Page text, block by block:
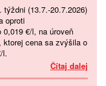
(13.7.-20.7.2026)
oproti
€/l, na úroveň
ktorej cena sa zvýšila o
l.
Čítaj dalej